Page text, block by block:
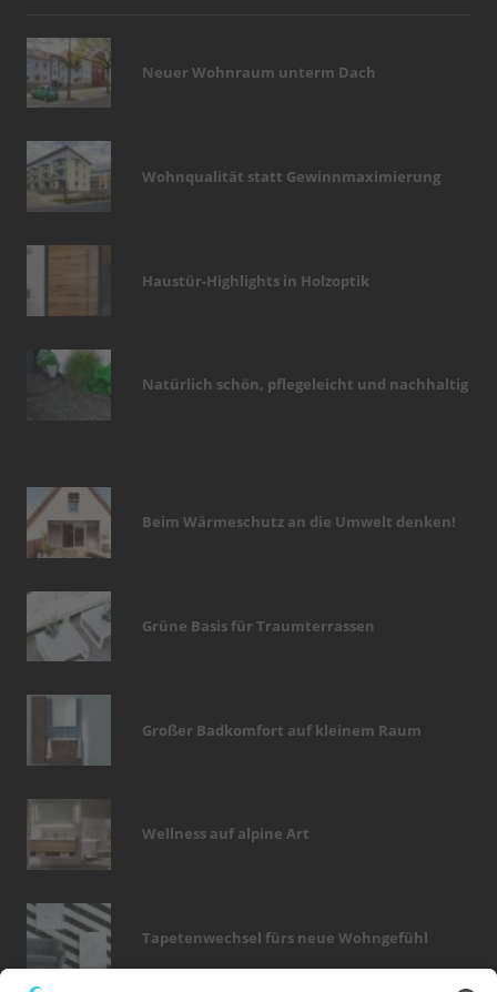
Neuer Wohnraum unterm Dach
Wohnqualität statt Gewinnmaximierung
Haustür-Highlights in Holzoptik
Natürlich schön, pflegeleicht und nachhaltig
Beim Wärmeschutz an die Umwelt denken!
Grüne Basis für Traumterrassen
Großer Badkomfort auf kleinem Raum
Wellness auf alpine Art
Tapetenwechsel fürs neue Wohngefühl